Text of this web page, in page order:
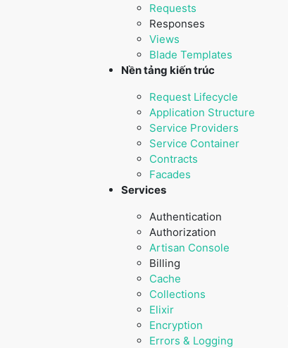
Requests
Responses
Views
Blade Templates
Nền tảng kiến trúc
Request Lifecycle
Application Structure
Service Providers
Service Container
Contracts
Facades
Services
Authentication
Authorization
Artisan Console
Billing
Cache
Collections
Elixir
Encryption
Errors & Logging